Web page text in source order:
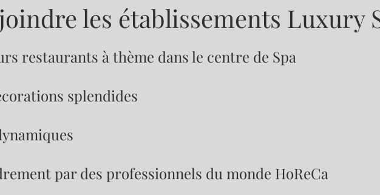
les établissements Luxury
restaurants à thème dans le centre de Spa
splendides
par des professionnels du monde HoReCa